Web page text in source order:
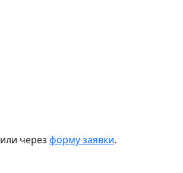
или через форму заявки.